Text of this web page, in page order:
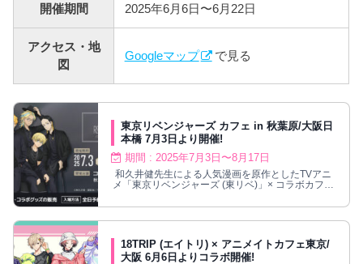
開催期間 2025年6月6日〜6月22日
アクセス・地
図
Googleマップ で見る
東京リベンジャーズ カフェ in 秋葉原/大阪日
本橋 7月3日より開催!
期間 : 2025年7月3日〜8月17日
和久井健先生による人気漫画を原作としたTVアニ
メ「東京リベンジャーズ (東リベ)」× コラボカフェ
17日までコラボカフェが開催される。「東京リベ
ろしイラストが登場！
18TRIP (エイトリ) × アニメイトカフェ東京/
大阪 6月6日よりコラボ開催!